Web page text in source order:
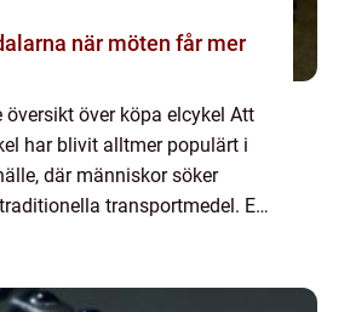
får mer
översikt över köpa elcykel Att
har blivit alltmer populärt i
där människor söker
transportmedel. En